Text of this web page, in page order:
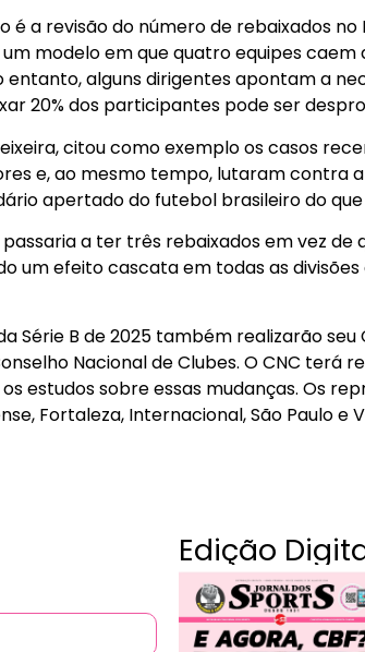
a revisão do número de rebaixados no
modelo em que quatro equipes caem
alguns dirigentes apontam a
20% dos participantes pode ser
citou como exemplo os casos
e, ao mesmo tempo, lutaram contra
apertado do futebol brasileiro do
a ter três rebaixados em vez de
um efeito cascata em todas as
Série B de 2025 também realizarão seu
Nacional de Clubes. O CNC terá
estudos sobre essas mudanças. Os
Fortaleza, Internacional, São Paulo e
Edição